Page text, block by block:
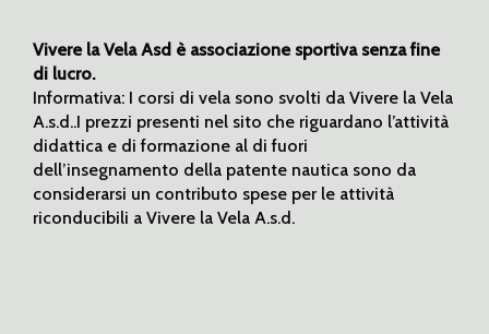
Vivere la Vela Asd è associazione sportiva senza fine
di lucro.
Informativa: I corsi di vela sono svolti da Vivere la Vela
A.s.d..I prezzi presenti nel sito che riguardano l’attività
didattica e di formazione al di fuori
dell’insegnamento della patente nautica sono da
considerarsi un contributo spese per le attività
riconducibili a Vivere la Vela A.s.d.